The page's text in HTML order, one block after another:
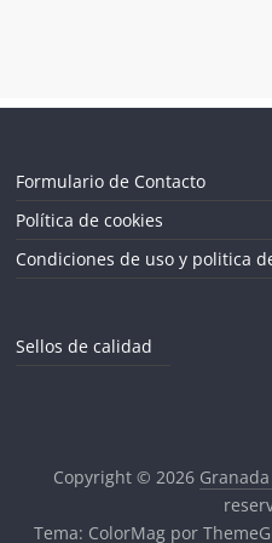
Formulario de Contacto
Política de cookies
Condiciones de uso y politica
Sellos de calidad
Copyright © 2026
Tema: ColorMag por